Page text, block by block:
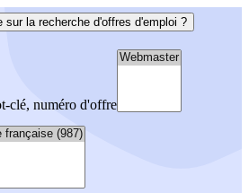
sur la recherche d'offres d'emploi ?
clé, numéro d'offre